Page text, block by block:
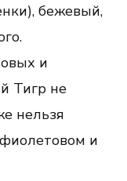
бежевый,
и
Тигр не
нельзя
и